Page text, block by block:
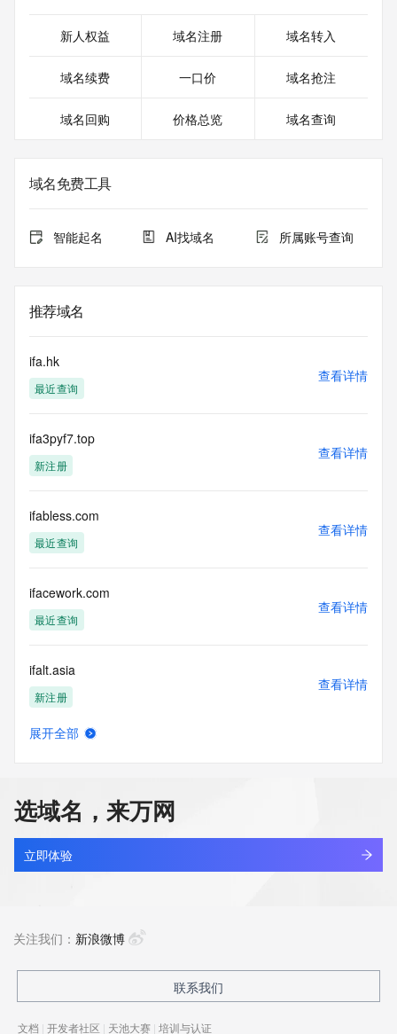
新人权益 域名注册 域名转入
域名续费 一口价 域名抢注
域名回购 价格总览 域名查询
域名免费工具
智能起名 AI找域名 所属账号查询
推荐域名
ifa.hk
最近查询
查看详情
ifa3pyf7.top
新注册
查看详情
ifabless.com
最近查询
查看详情
ifacework.com
最近查询
查看详情
ifalt.asia
新注册
查看详情
ifaraj.cn
最近查询
查看详情
最近查询
展开全部
选域名，来万网
立即体验
关注我们： 新浪微博
联系我们
文档 | 开发者社区 | 天池大赛 | 培训与认证